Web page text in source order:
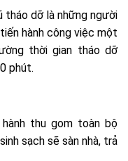
tháo dỡ là những người
hành công việc một
thời gian tháo dỡ
phút.
thu gom toàn bộ
sạch sẽ sàn nhà, trả